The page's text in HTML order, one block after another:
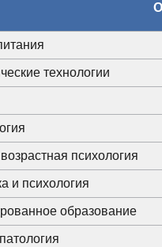
технологии
психология
и психология
образование